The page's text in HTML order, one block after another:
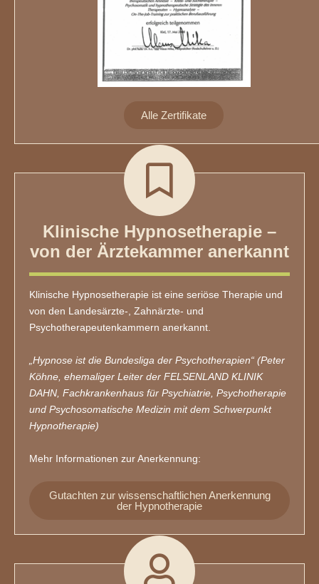
Alle Zertifikate
Klinische Hypnosetherapie –
von der Ärztekammer anerkannt
Klinische Hypnosetherapie ist eine seriöse Therapie und
von den Landesärzte-, Zahnärzte- und
Psychotherapeutenkammern anerkannt.
„Hypnose ist die Bundesliga der Psychotherapien“ (Peter
Köhne, ehemaliger Leiter der FELSENLAND KLINIK
DAHN, Fachkrankenhaus für Psychiatrie, Psychotherapie
und Psychosomatische Medizin mit dem Schwerpunkt
Hypnotherapie)
Mehr Informationen zur Anerkennung:
Gutachten zur wissenschaftlichen Anerkennung
der Hypnotherapie